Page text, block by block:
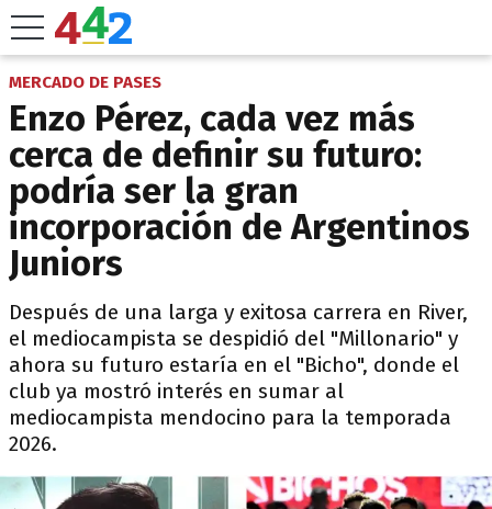
MERCADO DE PASES
Enzo Pérez, cada vez más
cerca de definir su futuro:
podría ser la gran
incorporación de Argentinos
Juniors
Después de una larga y exitosa carrera en River,
el mediocampista se despidió del "Millonario" y
ahora su futuro estaría en el "Bicho", donde el
club ya mostró interés en sumar al
mediocampista mendocino para la temporada
2026.